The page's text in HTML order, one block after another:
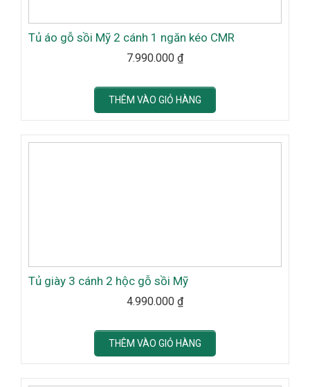
Tủ áo gỗ sồi Mỹ 2 cánh 1 ngăn kéo CMR
7.990.000 ₫
THÊM VÀO GIỎ HÀNG
Tủ giày 3 cánh 2 hộc gỗ sồi Mỹ
4.990.000 ₫
THÊM VÀO GIỎ HÀNG